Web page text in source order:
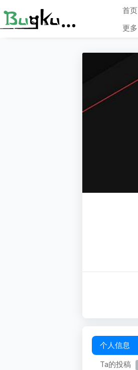
首页
更多
个人信息
Ta的投稿